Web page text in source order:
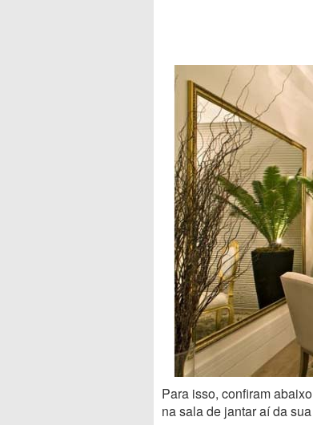
Para isso, confiram
na sala de jantar aí da